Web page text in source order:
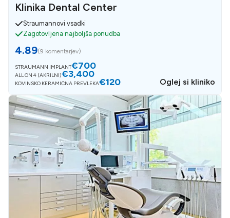
Klinika Dental Center
Straumannovi vsadki
Zagotovljena najboljša ponudba
4.89(9 komentarjev)
STRAUMANN IMPLANT€700
ALL ON 4 (AKRILNI)€3,400
KOVINSKO KERAMIČNA PREVLEKA€120 Oglej si kliniko